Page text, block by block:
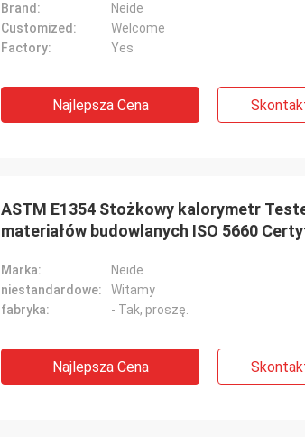
Brand:
Neide
Customized:
Welcome
Factory:
Yes
Najlepsza Cena
ASTM E1354 Stożkowy kalorymetr
materiałów budowlanych ISO 5660
Marka:
Neide
niestandardowe:
Witamy
fabryka:
- Tak, proszę.
Najlepsza Cena